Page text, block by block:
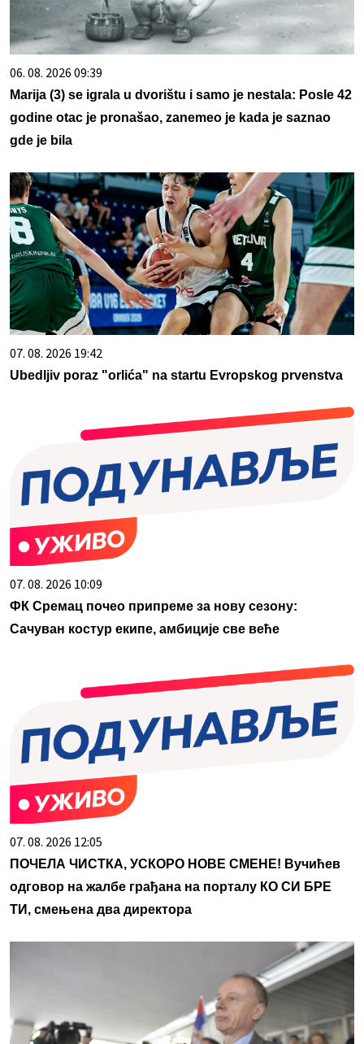
06. 08. 2026 09:39
Marija (3) se igrala u dvorištu i samo je nestala: Posle 42
godine otac je pronašao, zanemeo je kada je saznao
gde je bila
07. 08. 2026 19:42
Ubedljiv poraz "orlića" na startu Evropskog prvenstva
07. 08. 2026 10:09
ФК Сремац почео припреме за нову сезону:
Сачуван костур екипе, амбиције све веће
07. 08. 2026 12:05
ПОЧЕЛА ЧИСТКА, УСКОРО НОВЕ СМЕНЕ! Вучићев
одговор на жалбе грађана на порталу КО СИ БРЕ
ТИ, смењена два директора